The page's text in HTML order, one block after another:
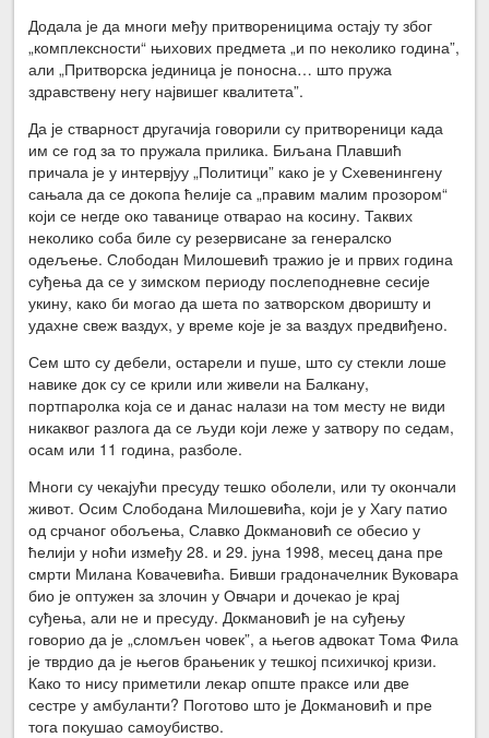
Додала је да многи међу притвореницима остају ту због
„комплексности“ њихових предмета „и по неколико година”,
али „Притворска јединица је поносна… што пружа
здравствену негу највишег квалитета”.
Да је стварност другачија говорили су притвореници када
им се год за то пружала прилика. Биљана Плавшић
причала је у интервјуу „Политици” како је у Схевенингену
сањала да се докопа ћелије са „правим малим прозором“
који се негде око таванице отварао на косину. Таквих
неколико соба биле су резервисане за генералско
одељење. Слободан Милошевић тражио је и првих година
суђења да се у зимском периоду послеподневне сесије
укину, како би могао да шета по затворском дворишту и
удахне свеж ваздух, у време које је за ваздух предвиђено.
Сем што су дебели, остарели и пуше, што су стекли лоше
навике док су се крили или живели на Балкану,
портпаролка која се и данас налази на том месту не види
никаквог разлога да се људи који леже у затвору по седам,
осам или 11 година, разболе.
Многи су чекајући пресуду тешко оболели, или ту окончали
живот. Осим Слободана Милошевића, који је у Хагу патио
од срчаног обољења, Славко Докмановић се обесио у
ћелији у ноћи између 28. и 29. јуна 1998, месец дана пре
смрти Милана Ковачевића. Бивши градоначелник Вуковара
био је оптужен за злочин у Овчари и дочекао је крај
суђења, али не и пресуду. Докмановић је на суђењу
говорио да је „сломљен човек”, а његов адвокат Тома Фила
је тврдио да је његов брањеник у тешкој психичкој кризи.
Како то нису приметили лекар опште праксе или две
сестре у амбуланти? Поготово што је Докмановић и пре
тога покушао самоубиство.